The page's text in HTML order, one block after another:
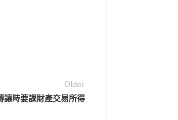
Older
讓時要課財產交易所得